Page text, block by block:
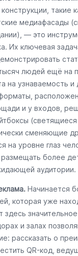
такие
медиафасады
— это
Их ключевая
людей ещё на
на узнаваемость
и у входов,
сменяющие
на уровне глаз
более
аудитории.
Начинается
которая уже
здесь
и залах
рассказать о
QR-код,